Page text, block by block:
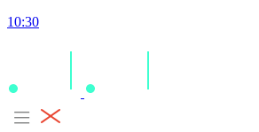
10:30